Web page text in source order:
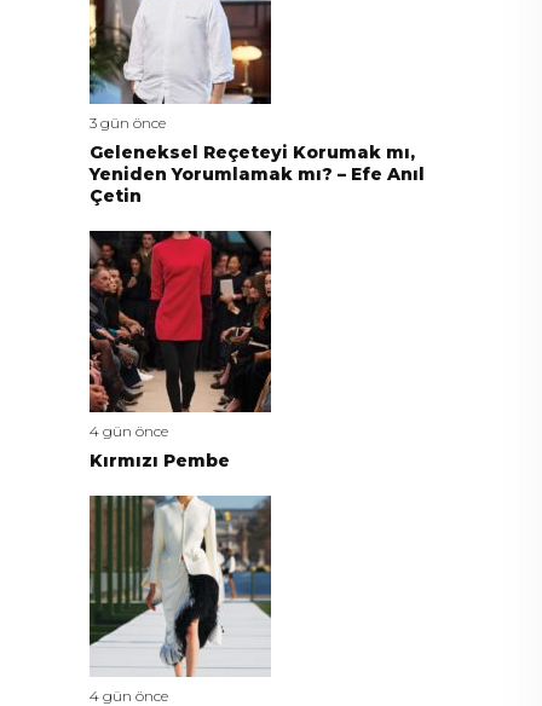
3 gün önce
Geleneksel Reçeteyi Korumak mı,
Yeniden Yorumlamak mı? – Efe Anıl
Çetin
4 gün önce
Kırmızı Pembe
4 gün önce